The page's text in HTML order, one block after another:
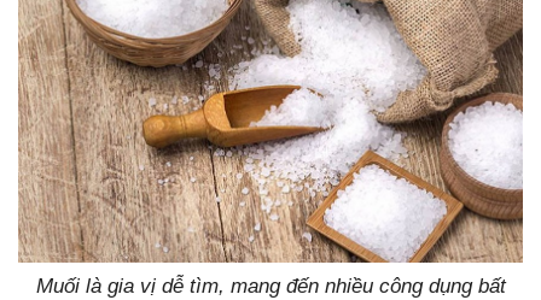
Muối là gia vị dễ tìm, mang đến nhiều công dụng bất